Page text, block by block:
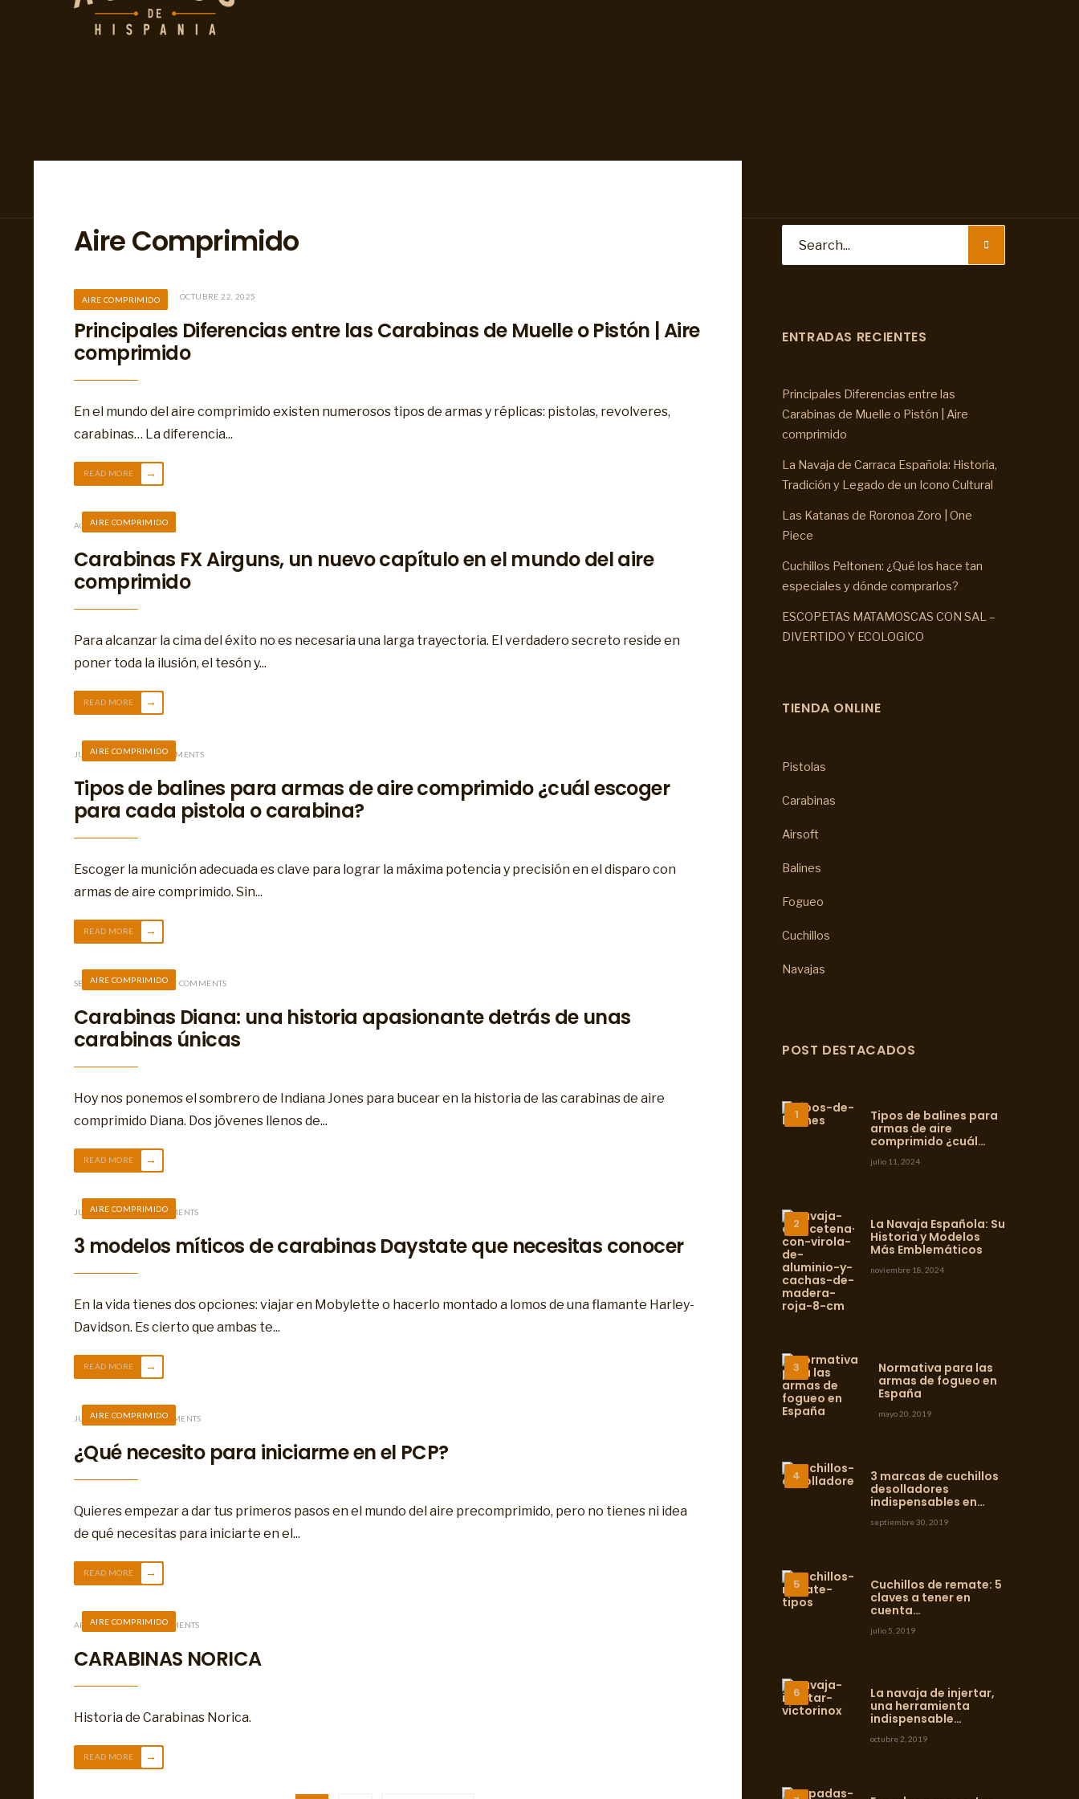
Aire Comprimido
AIRE COMPRIMIDO OCTUBRE 22, 2025
Principales Diferencias entre las Carabinas de Muelle o Pistón | Aire
comprimido
En el mundo del aire comprimido existen numerosos tipos de armas y réplicas: pistolas, revolveres,
carabinas… La diferencia...
READ MORE →
AIRE COMPRIMIDO
AGOSTO 5, 2024
Carabinas FX Airguns, un nuevo capítulo en el mundo del aire
comprimido
Para alcanzar la cima del éxito no es necesaria una larga trayectoria. El verdadero secreto reside en
poner toda la ilusión, el tesón y...
READ MORE →
AIRE COMPRIMIDO
JULIO 11, 2024 • 16 COMMENTS
Tipos de balines para armas de aire comprimido ¿cuál escoger
para cada pistola o carabina?
Escoger la munición adecuada es clave para lograr la máxima potencia y precisión en el disparo con
armas de aire comprimido. Sin...
READ MORE →
AIRE COMPRIMIDO
SEPTIEMBRE 5, 2019 • 17 COMMENTS
Carabinas Diana: una historia apasionante detrás de unas
carabinas únicas
Hoy nos ponemos el sombrero de Indiana Jones para bucear en la historia de las carabinas de aire
comprimido Diana. Dos jóvenes llenos de...
READ MORE →
AIRE COMPRIMIDO
JULIO 19, 2019 • 3 COMMENTS
3 modelos míticos de carabinas Daystate que necesitas conocer
En la vida tienes dos opciones: viajar en Mobylette o hacerlo montado a lomos de una flamante Harley-
Davidson. Es cierto que ambas te...
READ MORE →
AIRE COMPRIMIDO
JUNIO 28, 2019 • 7 COMMENTS
¿Qué necesito para iniciarme en el PCP?
Quieres empezar a dar tus primeros pasos en el mundo del aire precomprimido, pero no tienes ni idea
de qué necesitas para iniciarte en el...
READ MORE →
AIRE COMPRIMIDO
ABRIL 30, 2019 • 6 COMMENTS
CARABINAS NORICA
Historia de Carabinas Norica.
READ MORE →
ENTRADAS RECIENTES
Principales Diferencias entre las
Carabinas de Muelle o Pistón | Aire
comprimido
La Navaja de Carraca Española: Historia,
Tradición y Legado de un Icono Cultural
Las Katanas de Roronoa Zoro | One
Piece
Cuchillos Peltonen: ¿Qué los hace tan
especiales y dónde comprarlos?
ESCOPETAS MATAMOSCAS CON SAL –
DIVERTIDO Y ECOLOGICO
TIENDA ONLINE
Pistolas
Carabinas
Airsoft
Balines
Fogueo
Cuchillos
Navajas
POST DESTACADOS
Tipos de balines para
armas de aire
comprimido ¿cuál…
julio 11, 2024
La Navaja Española: Su
Historia y Modelos
Más Emblemáticos
noviembre 18, 2024
Normativa para las
armas de fogueo en
España
mayo 20, 2019
3 marcas de cuchillos
desolladores
indispensables en…
septiembre 30, 2019
Cuchillos de remate: 5
claves a tener en
cuenta…
julio 5, 2019
La navaja de injertar,
una herramienta
indispensable…
octubre 2, 2019